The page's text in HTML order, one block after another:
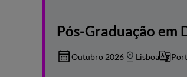
Pós-Graduação em
Outubro 2026 Lisboa